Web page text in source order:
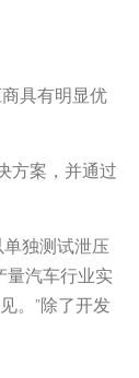
具有明显优
方案，并通过
独测试泄压
量汽车行业实
。”除了开发